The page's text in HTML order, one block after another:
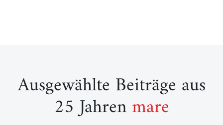
Ausgewählte Beiträge aus
25 Jahrenmare